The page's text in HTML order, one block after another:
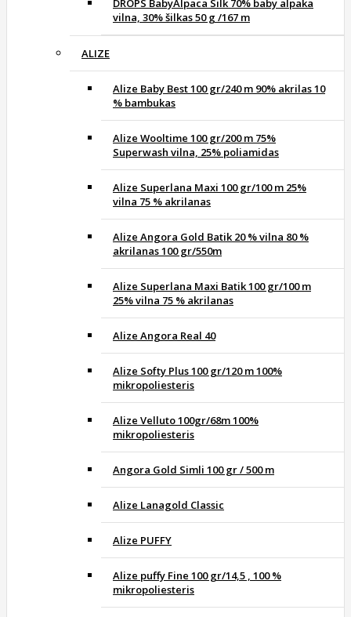
DROPS BabyAlpaca Silk 70% baby alpaka
vilna, 30% šilkas 50 g /167 m
ALIZE
Alize Baby Best 100 gr/240 m 90% akrilas 10
% bambukas
Alize Wooltime 100 gr/200 m 75%
Superwash vilna, 25% poliamidas
Alize Superlana Maxi 100 gr/100 m 25%
vilna 75 % akrilanas
Alize Angora Gold Batik 20 % vilna 80 %
akrilanas 100 gr/550m
Alize Superlana Maxi Batik 100 gr/100 m
25% vilna 75 % akrilanas
Alize Angora Real 40
Alize Softy Plus 100 gr/120 m 100%
mikropoliesteris
Alize Velluto 100gr/68m 100%
mikropoliesteris
Angora Gold Simli 100 gr / 500 m
Alize Lanagold Classic
Alize PUFFY
Alize puffy Fine 100 gr/14,5 , 100 %
mikropoliesteris